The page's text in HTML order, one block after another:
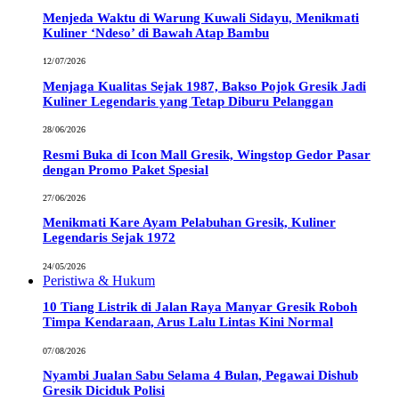
Menjeda Waktu di Warung Kuwali Sidayu, Menikmati
Kuliner ‘Ndeso’ di Bawah Atap Bambu
12/07/2026
Menjaga Kualitas Sejak 1987, Bakso Pojok Gresik Jadi
Kuliner Legendaris yang Tetap Diburu Pelanggan
28/06/2026
Resmi Buka di Icon Mall Gresik, Wingstop Gedor Pasar
dengan Promo Paket Spesial
27/06/2026
Menikmati Kare Ayam Pelabuhan Gresik, Kuliner
Legendaris Sejak 1972
24/05/2026
Peristiwa & Hukum
10 Tiang Listrik di Jalan Raya Manyar Gresik Roboh
Timpa Kendaraan, Arus Lalu Lintas Kini Normal
07/08/2026
Nyambi Jualan Sabu Selama 4 Bulan, Pegawai Dishub
Gresik Diciduk Polisi